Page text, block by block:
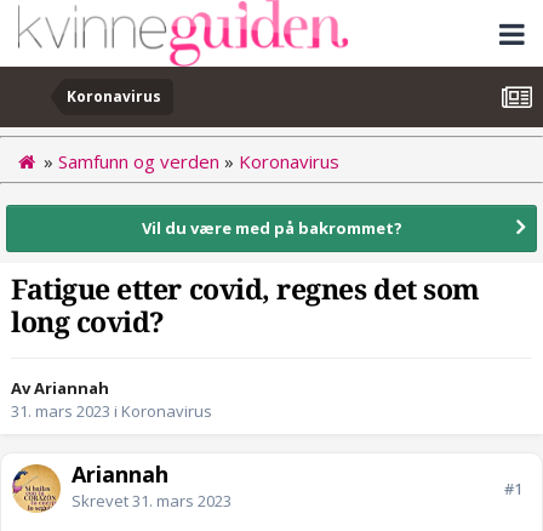
Koronavirus
» Samfunn og verden » Koronavirus
Vil du være med på bakrommet?
Fatigue etter covid, regnes det som
long covid?
Av Ariannah
31. mars 2023 i Koronavirus
Ariannah
Skrevet31. mars 2023
#1